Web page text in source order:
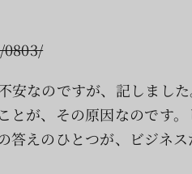
安なのですが、記しまし
が、その原因なのです。
答えのひとつが、ビジネス